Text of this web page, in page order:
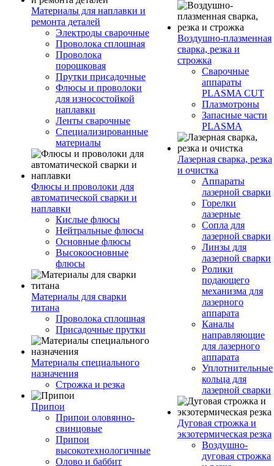
Материалы для наплавки и
ремонта деталей
Электроды сварочные
Проволока сплошная
Проволока
порошковая
Прутки присадочные
Флюсы и проволоки
для износостойкой
наплавки
Ленты сварочные
Специализированные
материалы
Флюсы и проволоки для
автоматической сварки и
наплавки
Кислые флюсы
Нейтральные флюсы
Основные флюсы
Высокоосновные
флюсы
Материалы для сварки
титана
Проволока сплошная
Присадочные прутки
Материалы специального
назначения
Строжка и резка
Припои
Припои оловянно-
свинцовые
Припои
высокотехнологичные
Олово и баббит
Воздушно-плазменная
сварка, резка и
строжка
Сварочные
аппараты
PLASMA CUT
Плазмотроны
Запасные части
PLASMA
Лазерная сварка, резка
и очистка
Аппараты
лазерной сварки
Горелки
лазерные
Сопла для
лазерной сварки
Линзы для
лазерной сварки
Ролики
подающего
механизма для
лазерного
аппарата
Каналы
направляющие
для лазерного
аппарата
Уплотнительные
кольца для
лазерной сварки
Дуговая строжка и
экзотермическая резка
Воздушно-
дуговая строжка